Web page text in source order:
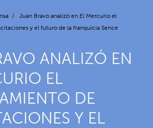
/
Juan Bravo analizó en El Mercurio el
y el futuro de la franquicia Sence
ANALIZÓ EN
EL
DE
Y EL